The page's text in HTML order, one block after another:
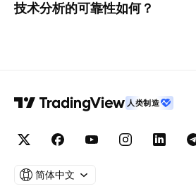
技术分析的可靠性如何？
人类制造
简体中文